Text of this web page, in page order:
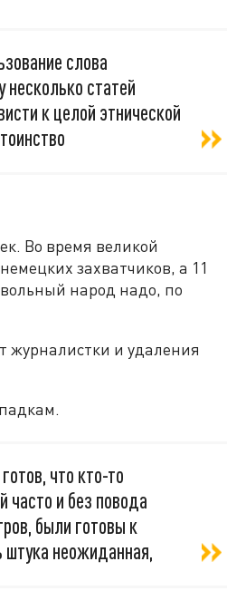
слова
статей
к целой этнической
Во время великой
захватчиков, а 11
народ надо, по
журналистки и удаления
что кто-то
часто и без повода
были готовы к
неожиданная,